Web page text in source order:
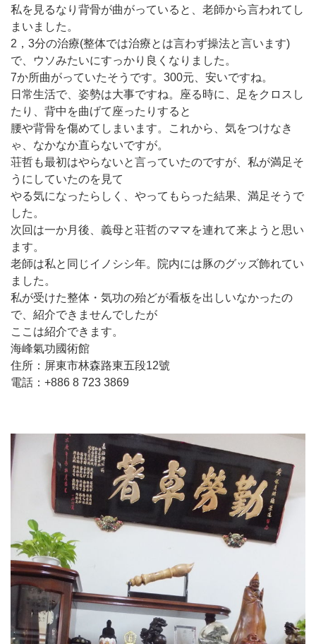
私を見るなり背骨が曲がっていると、老師から言われてし
まいました。
2，3分の治療(整体では治療とは言わず操法と言います)
で、ウソみたいにすっかり良くなりました。
7か所曲がっていたそうです。300元、安いですね。
日常生活で、姿勢は大事ですね。座る時に、足をクロスし
たり、背中を曲げて座ったりすると
腰や背骨を傷めてしまいます。これから、気をつけなき
ゃ、なかなか直らないですが。
荘哲も最初はやらないと言っていたのですが、私が満足そ
うにしていたのを見て
やる気になったらしく、やってもらった結果、満足そうで
した。
次回は一か月後、義母と荘哲のママを連れて来ようと思い
ます。
老師は私と同じイノシシ年。院内には豚のグッズ飾れてい
ました。
私が受けた整体・気功の殆どが看板を出しいなかったの
で、紹介できませんでしたが
ここは紹介できます。
海峰氣功國術館
住所：屏東市林森路東五段12號
電話：+886 8 723 3869